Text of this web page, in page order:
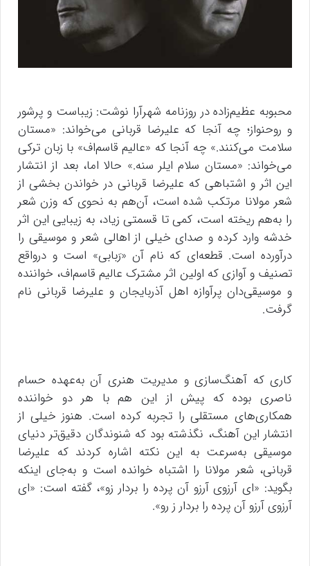
محبوبه عظیم‌زاده در روزنامه شهرآرا نوشت: زیباست و پرشور
و روحنواز؛ چه آنجا که علیرضا قربانی می‌خواند: «مستان
سلامت می‌کنند.» چه آنجا که «عالیم قاسم‌اف» با زبان ترکی
می‌خواند: «مستان سلام ایلر سنه.» حالا اما، بعد از انتشار
این اثر و اشتباهی که علیرضا قربانی در خواندن بخشی از
شعر مولانا مرتکب شده است، آن‌هم به نحوی که وزن شعر
را به‌هم ریخته است، کمی تا قسمتی زیاد، به زیبایی این اثر
خدشه وارد کرده و صدای خیلی از اهالی شعر و موسیقی را
درآورده است. قطعه‌ای که نام آن «رَبابی» است و درواقع
تصنیف و آوازی که اولین اثر مشترک عالیم قاسم‌اف، خواننده
و موسیقی‌دان پرآوازه اهل آذربایجان و علیرضا قربانی نام
گرفت.
کاری که آهنگ‌سازی و مدیریت هنری آن به‌عهده حسام
ناصری بوده که پیش از این هم با هر دو خواننده
همکاری‌های مستقلی را تجربه کرده است. هنوز خیلی از
انتشار این آهنگ، نگذشته بود که شنوندگان دقیق‌تر دنیای
موسیقی به‌سرعت به این نکته اشاره کردند که علیرضا
قربانی، شعر مولانا را اشتباه خوانده است و به‌جای اینکه
بگوید: «ای آرزوی آرزو آن پرده را بردار زو»، گفته است: «ای
آرزوی آرزو آن پرده را بردار ز رو».